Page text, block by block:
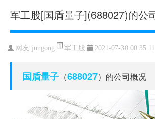
军工股[国盾量子](688027)的公
网友:jungong 军工股 2021-07-30 00:35:11
国盾量子 （688027）的公司概况